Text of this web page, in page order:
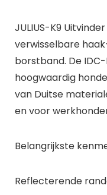
JULIUS-K9
verwisselbare
borstband. De
hoogwaardig
van Duitse
en voor
Belangrijkste
Reflecterende